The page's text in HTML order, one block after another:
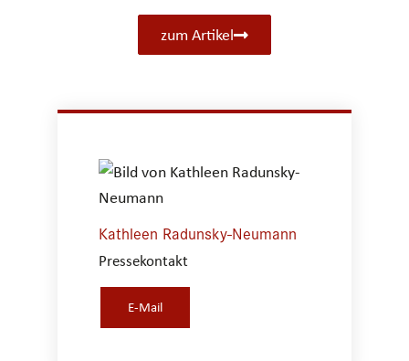
zum Artikel
Kathleen Radunsky-Neumann
Pressekontakt
E-Mail